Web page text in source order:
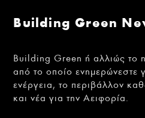
Building Green
Building Green ή αλλιώς το
από το οποίο ενημερώνεστε
ενέργεια, το περιβάλλον
και νέα για την Αειφορία.